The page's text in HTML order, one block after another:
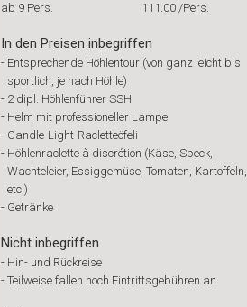
ab 9 Pers.
111.00 /Pers.
In den Preisen inbegriffen
- Entsprechende Höhlentour (von ganz leicht bis
sportlich, je nach Höhle)
- 2 dipl. Höhlenführer SSH
- Helm mit professioneller Lampe
- Candle-Light-Racletteöfeli
- Höhlenraclette à discrétion (Käse, Speck,
Wachteleier, Essiggemüse, Tomaten, Kartoffeln,
etc.)
- Getränke
Nicht inbegriffen
- Hin- und Rückreise
- Teilweise fallen noch Eintrittsgebühren an